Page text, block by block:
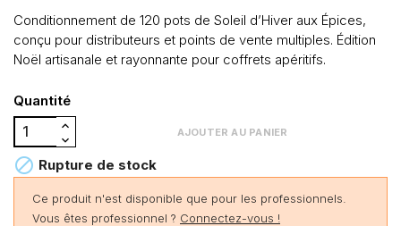
Conditionnement de 120 pots de Soleil d’Hiver aux Épices,
conçu pour distributeurs et points de vente multiples. Édition
Noël artisanale et rayonnante pour coffrets apéritifs.
Quantité
AJOUTER AU PANIER
 Rupture de stock
Ce produit n'est disponible que pour les professionnels.
Vous êtes professionnel ? Connectez-vous !